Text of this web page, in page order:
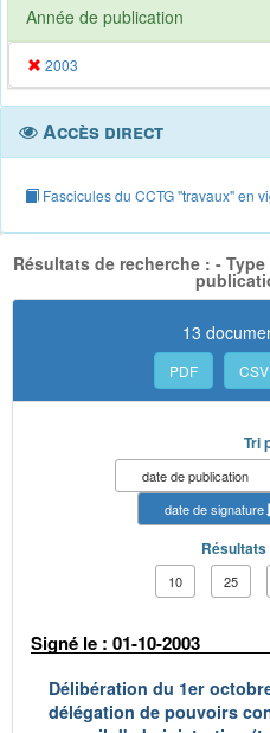
Année de publication
2003
Accès direct
Fascicules du CCTG "travaux" en
Résultats de recherche : -
13
PDF CSV
Tri
date de publication
date de signature
10 25
Signé le : 01-10-2003
Délibération du 1er
délégation de pouvoirs